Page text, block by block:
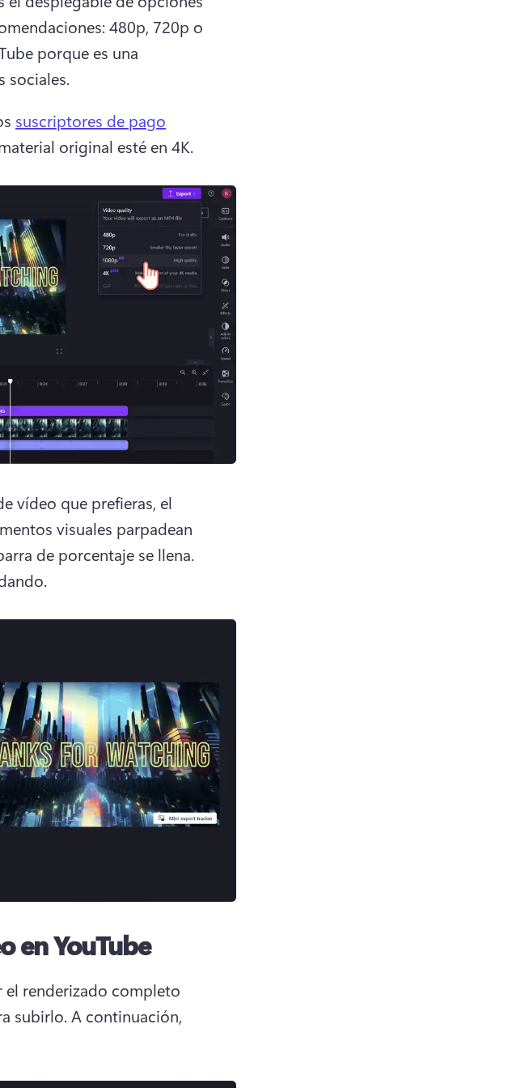
480p, 720p o
porque es una
sociales.
suscriptores de pago
original esté en 4K.
vídeo que prefieras, el
visuales parpadean
en YouTube
el renderizado completo
subirlo. A continuación,